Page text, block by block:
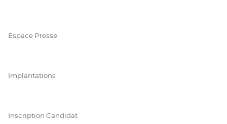
Espace Presse
Implantations
Inscription Candidat